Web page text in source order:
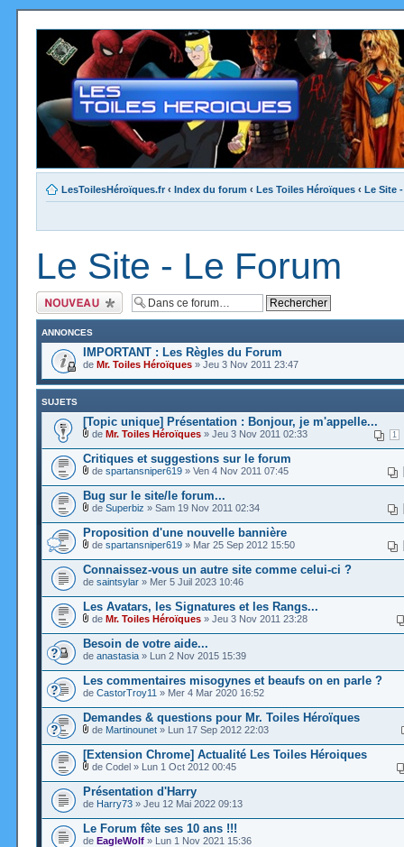
LesToilesHéroïques.fr ‹ Index du forum ‹ Les Toiles Héroïques ‹ Le Site
Le Site - Le Forum
Ecrire un nouveau
sujet
ANNONCES
IMPORTANT : Les Règles du Forum
de Mr. Toiles Héroïques » Jeu 3 Nov 2011 23:47
SUJETS
[Topic unique] Présentation : Bonjour, je m'appelle...
1
de Mr. Toiles Héroïques » Jeu 3 Nov 2011 02:33
Critiques et suggestions sur le forum
de spartansniper619 » Ven 4 Nov 2011 07:45
Bug sur le site/le forum...
de Superbiz » Sam 19 Nov 2011 02:34
Proposition d'une nouvelle bannière
de spartansniper619 » Mar 25 Sep 2012 15:50
Connaissez-vous un autre site comme celui-ci ?
de saintsylar » Mer 5 Juil 2023 10:46
Les Avatars, les Signatures et les Rangs...
de Mr. Toiles Héroïques » Jeu 3 Nov 2011 23:28
Besoin de votre aide...
de anastasia » Lun 2 Nov 2015 15:39
Les commentaires misogynes et beaufs on en parle ?
de CastorTroy11 » Mer 4 Mar 2020 16:52
Demandes & questions pour Mr. Toiles Héroïques
de Martinounet » Lun 17 Sep 2012 22:03
[Extension Chrome] Actualité Les Toiles Héroiques
de Codel » Lun 1 Oct 2012 00:45
Présentation d'Harry
de Harry73 » Jeu 12 Mai 2022 09:13
Le Forum fête ses 10 ans !!!
de EagleWolf » Lun 1 Nov 2021 15:36